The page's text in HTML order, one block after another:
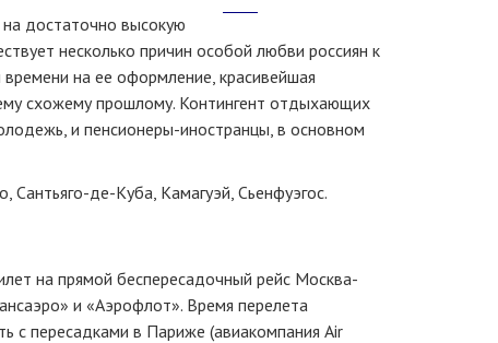
на достаточно высокую
несколько причин особой любви россиян к
на ее оформление, красивейшая
схожему прошлому. Контингент отдыхающих
и пенсионеры-иностранцы, в основном
Сантьяго-де-Куба, Камагуэй, Сьенфуэгос.
на прямой беспересадочный рейс Москва-
и «Аэрофлот». Время перелета
с пересадками в Париже (авиакомпания Air